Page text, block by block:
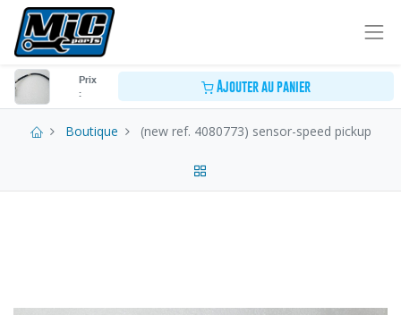
Prix
:
Ajouter au panier
Boutique (new ref. 4080773) sensor-speed pickup